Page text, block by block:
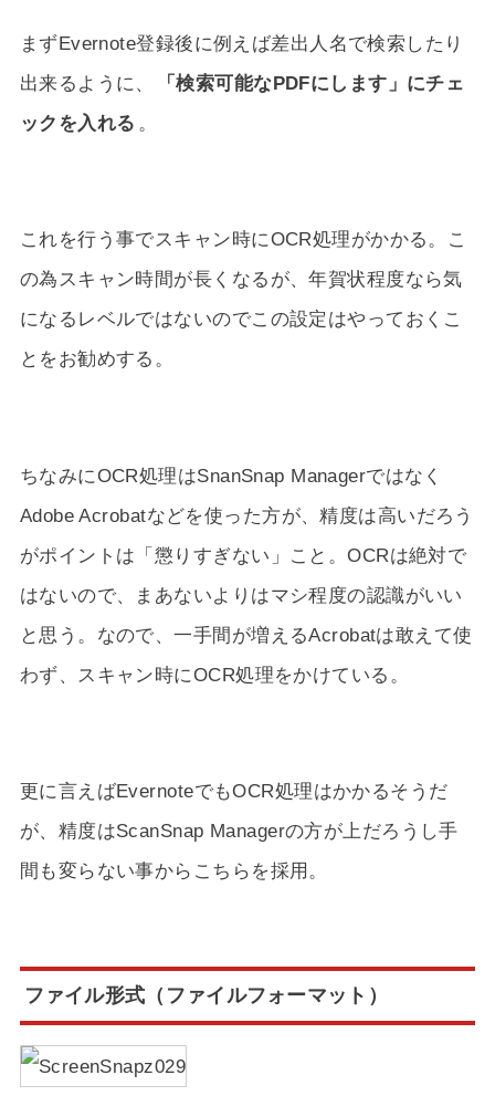
まずEvernote登録後に例えば差出人名で検索したり
出来るように、
「検索可能なPDFにします」にチェ
ックを入れる 。
これを行う事でスキャン時にOCR処理がかかる。こ
の為スキャン時間が長くなるが、年賀状程度なら気
になるレベルではないのでこの設定はやっておくこ
とをお勧めする。
ちなみにOCR処理はSnanSnap Managerではなく
Adobe Acrobatなどを使った方が、精度は高いだろう
がポイントは「懲りすぎない」こと。OCRは絶対で
はないので、まあないよりはマシ程度の認識がいい
と思う。なので、一手間が増えるAcrobatは敢えて使
わず、スキャン時にOCR処理をかけている。
更に言えばEvernoteでもOCR処理はかかるそうだ
が、精度はScanSnap Managerの方が上だろうし手
間も変らない事からこちらを採用。
ファイル形式（ファイルフォーマット）